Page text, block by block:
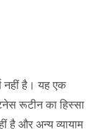
नहीं है। यह एक
रूटीन का हिस्सा
है और अन्य व्यायाम